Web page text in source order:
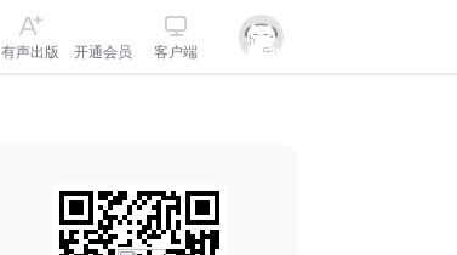
有声出版 开通会员 客户端